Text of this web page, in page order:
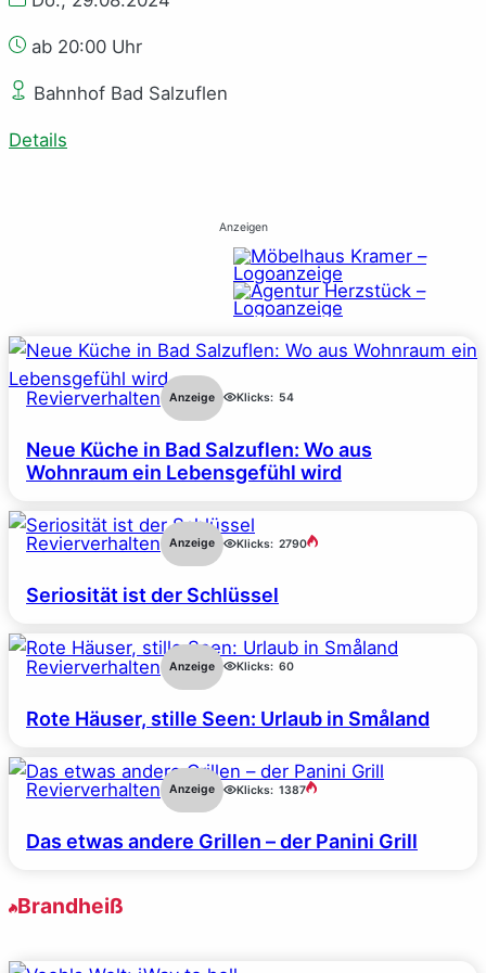
ab 20:00 Uhr
Bahnhof Bad Salzuflen
Details
Anzeigen
Revierverhalten Anzeige Klicks: 54
Neue Küche in Bad Salzuflen: Wo aus
Wohnraum ein Lebensgefühl wird
Revierverhalten Anzeige Klicks: 2790
Seriosität ist der Schlüssel
Revierverhalten Anzeige Klicks: 60
Rote Häuser, stille Seen: Urlaub in Småland
Revierverhalten Anzeige Klicks: 1387
Das etwas andere Grillen – der Panini Grill
Brandheiß